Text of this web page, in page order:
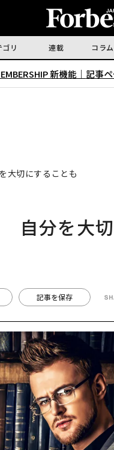
ゴリ 連載 コラ
新機能｜ 記事
大切にすることも
自分を大
記事を保存